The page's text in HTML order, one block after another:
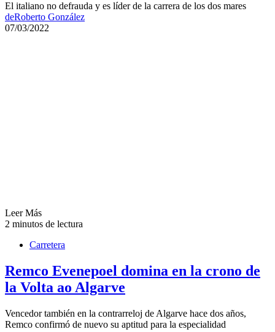
El italiano no defrauda y es líder de la carrera de los dos mares
deRoberto González
07/03/2022
Leer Más
2 minutos de lectura
Carretera
Remco Evenepoel domina en la crono de
la Volta ao Algarve
Vencedor también en la contrarreloj de Algarve hace dos años,
Remco confirmó de nuevo su aptitud para la especialidad